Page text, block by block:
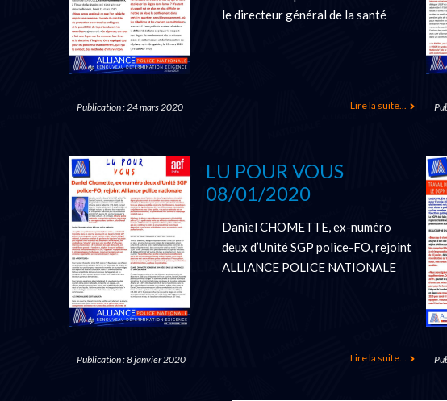
le directeur général de la santé
Publication : 24 mars 2020 Lire la suite...
LU POUR VOUS
08/01/2020
Daniel CHOMETTE, ex-numéro
deux d’Unité SGP police-FO, rejoint
ALLIANCE POLICE NATIONALE
Publication : 8 janvier 2020 Lire la suite...